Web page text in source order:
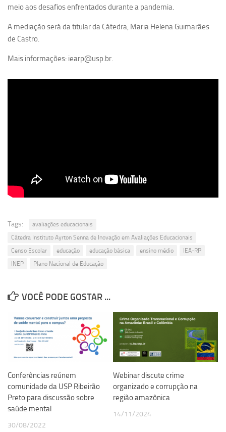
Pint of Science
União Pró-Vacina
USP Analisa
Publicações
Clipping
Newsletter
meio aos desafios enfrentados durante a pandemia.
A mediação será da titular da Cátedra, Maria Helena Guimarães
de Castro.
Mais informações: iearp@usp.br.
Tags:
avaliações educacionais
Cátedra Instituto Ayrton Senna de Inovação em Avaliações Educacionais
Censo Escolar
educação educação básica ensino médio
IEA-RP
INEP
Plano Nacional de Educação
VOCÊ PODE GOSTAR ...
Conferências reúnem
comunidade da USP Ribeirão
Preto para discussão sobre
saúde mental
30/08/2022
Webinar discute crime
organizado e corrupção na
região amazônica
14/11/2024